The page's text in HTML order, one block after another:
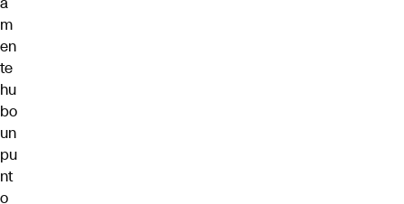
m
en
te
hu
bo
un
pu
nt
o